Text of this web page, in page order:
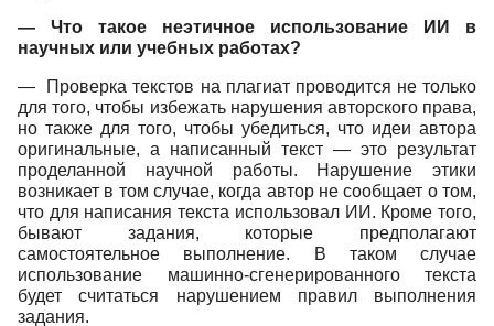
— Что такое неэтичное использование ИИ в
научных или учебных работах?
— Проверка текстов на плагиат проводится не только
для того, чтобы избежать нарушения авторского права,
но также для того, чтобы убедиться, что идеи автора
оригинальные, а написанный текст — это результат
проделанной научной работы. Нарушение этики
возникает в том случае, когда автор не сообщает о том,
что для написания текста использовал ИИ. Кроме того,
бывают задания, которые предполагают
самостоятельное выполнение. В таком случае
использование машинно-сгенерированного текста
будет считаться нарушением правил выполнения
задания.